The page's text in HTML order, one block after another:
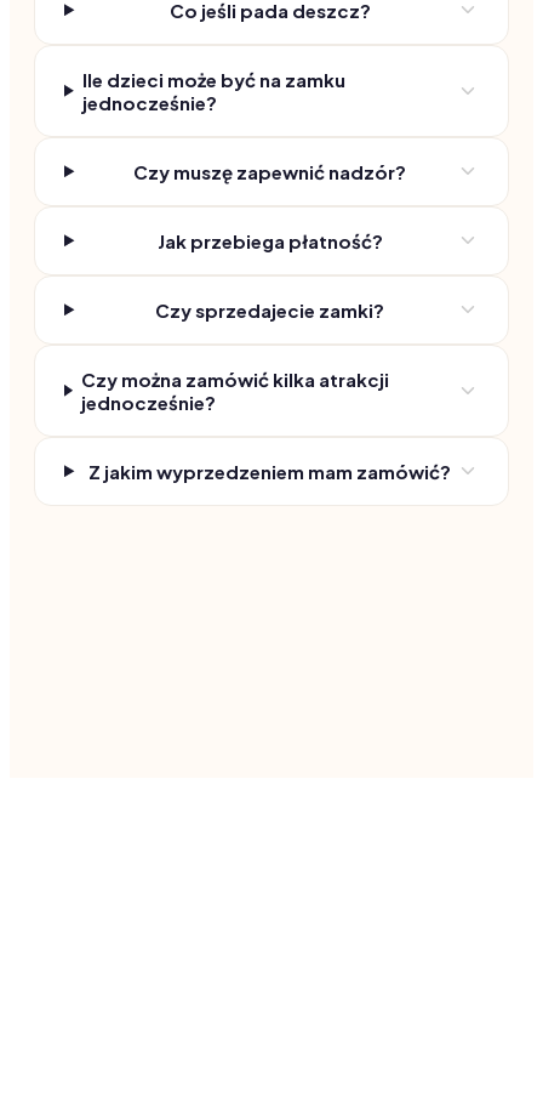
Co jeśli pada deszcz?
Ile dzieci może być na zamku
jednocześnie?
Czy muszę zapewnić nadzór?
Jak przebiega płatność?
Czy sprzedajecie zamki?
Czy można zamówić kilka atrakcji
jednocześnie?
Z jakim wyprzedzeniem mam zamówić?